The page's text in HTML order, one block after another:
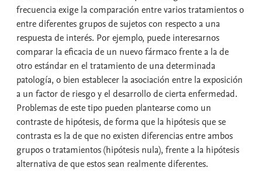
frecuencia exige la comparación entre varios tratamientos o
entre diferentes grupos de sujetos con respecto a una
respuesta de interés. Por ejemplo, puede interesarnos
comparar la eficacia de un nuevo fármaco frente a la de
otro estándar en el tratamiento de una determinada
patología, o bien establecer la asociación entre la exposición
a un factor de riesgo y el desarrollo de cierta enfermedad.
Problemas de este tipo pueden plantearse como un
contraste de hipótesis, de forma que la hipótesis que se
contrasta es la de que no existen diferencias entre ambos
grupos o tratamientos (hipótesis nula), frente a la hipótesis
alternativade que estos sean realmente diferentes.